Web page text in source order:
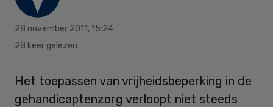
28 november 2011, 15:24
28 keer gelezen
Het toepassen van vrijheidsbeperking in de
gehandicaptenzorg verloopt niet steeds